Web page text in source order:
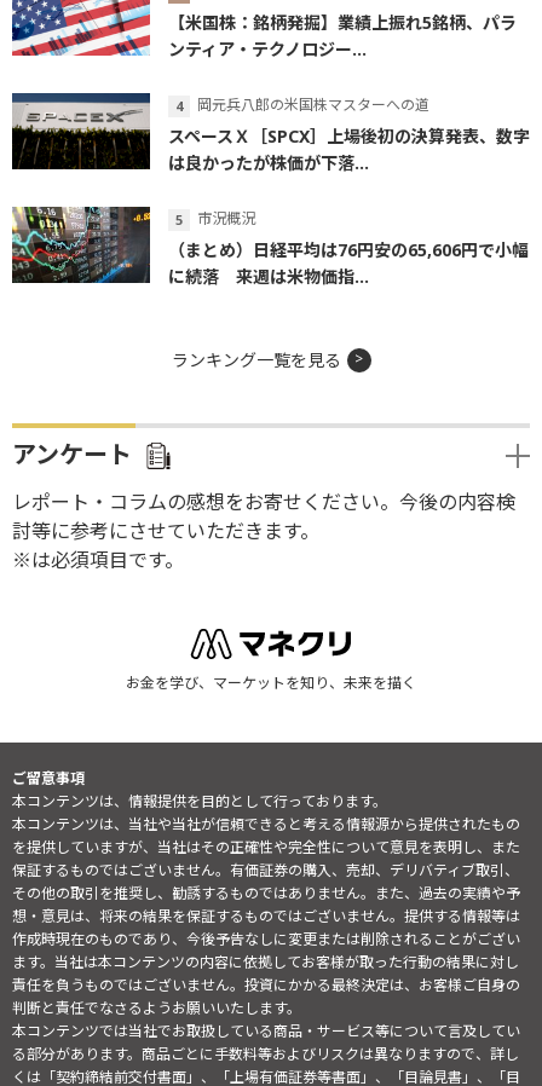
【米国株：銘柄発掘】業績上振れ5銘柄、パラ
ンティア・テクノロジー...
岡元兵八郎の米国株マスターへの道
スペースＸ［SPCX］上場後初の決算発表、数字
は良かったが株価が下落...
市況概況
（まとめ）日経平均は76円安の65,606円で小幅
に続落 来週は米物価指...
ランキング一覧を見る
アンケート
レポート・コラムの感想をお寄せください。今後の内容検
討等に参考にさせていただきます。
※は必須項目です。
お金を学び、マーケットを知り、未来を描く
ご留意事項
本コンテンツは、情報提供を目的として行っております。
本コンテンツは、当社や当社が信頼できると考える情報源から提供されたもの
を提供していますが、当社はその正確性や完全性について意見を表明し、また
保証するものではございません。有価証券の購入、売却、デリバティブ取引、
その他の取引を推奨し、勧誘するものではありません。また、過去の実績や予
想・意見は、将来の結果を保証するものではございません。提供する情報等は
作成時現在のものであり、今後予告なしに変更または削除されることがござい
ます。当社は本コンテンツの内容に依拠してお客様が取った行動の結果に対し
責任を負うものではございません。投資にかかる最終決定は、お客様ご自身の
判断と責任でなさるようお願いいたします。
本コンテンツでは当社でお取扱している商品・サービス等について言及してい
る部分があります。商品ごとに手数料等およびリスクは異なりますので、詳し
くは「契約締結前交付書面」、「上場有価証券等書面」、「目論見書」、「目